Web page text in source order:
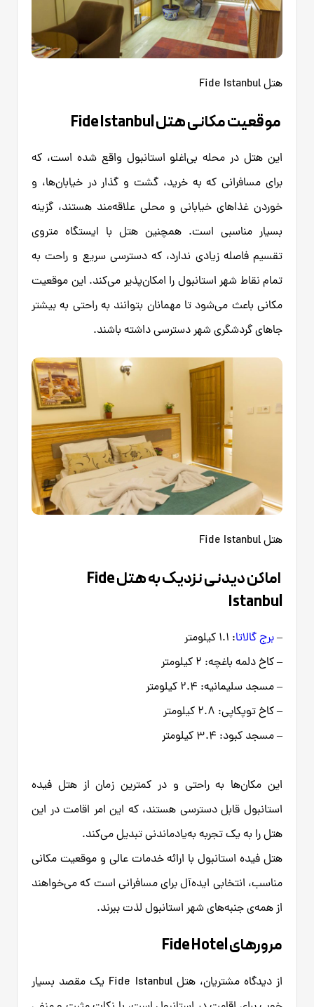
هتل Fide Istanbul
موقعیت مکانی هتل Fide Istanbul
این هتل در محله بی‌اغلو استانبول واقع شده است، که
برای مسافرانی که به خرید، گشت و گذار در خیابان‌ها، و
خوردن غذاهای خیابانی و محلی علاقه‌مند هستند، گزینه
بسیار مناسبی است. همچنین هتل با ایستگاه متروی
تقسیم فاصله زیادی ندارد، که دسترسی سریع و راحت به
تمام نقاط شهر استانبول را امکان‌پذیر می‌کند. این موقعیت
مکانی باعث می‌شود تا مهمانان بتوانند به راحتی به بیشتر
جاهای گردشگری شهر دسترسی داشته باشند.
هتل Fide Istanbul
اماکن دیدنی نزدیک به هتل Fide
Istanbul
–برج گالاتا: ۱.۱ کیلومتر
– کاخ دلمه باغچه: ۲ کیلومتر
– مسجد سلیمانیه: ۲.۴ کیلومتر
– کاخ توپکاپی: ۲.۸ کیلومتر
– مسجد کبود: ۳.۴ کیلومتر
این مکان‌ها به راحتی و در کمترین زمان از هتل فیده
استانبول قابل دسترسی هستند، که این امر اقامت در این
هتل را به یک تجربه به‌یادماندنی تبدیل می‌کند.
هتل فیده استانبول با ارائه خدمات عالی و موقعیت مکانی
مناسب، انتخابی ایده‌آل برای مسافرانی است که می‌خواهند
از همه‌ی جنبه‌های شهر استانبول لذت ببرند.
مرورهای Fide Hotel
از دیدگاه مشتریان، هتل Fide Istanbul یک مقصد بسیار